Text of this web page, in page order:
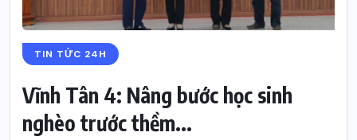
TIN TỨC 24H
Vĩnh Tân 4: Nâng bước học sinh
nghèo trước thềm...